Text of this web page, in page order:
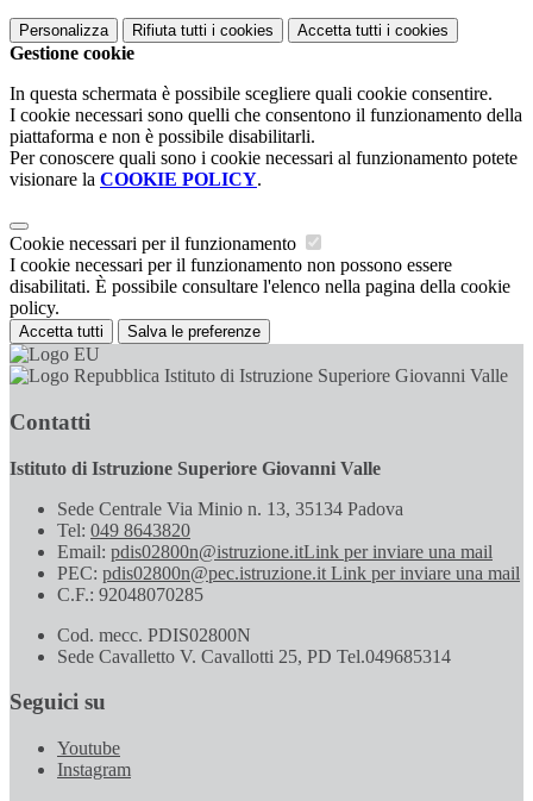
Personalizza Rifiuta tutti i cookies Accetta tutti i cookies
Gestione cookie
In questa schermata è possibile scegliere quali cookie consentire.
I cookie necessari sono quelli che consentono il funzionamento della
piattaforma e non è possibile disabilitarli.
Per conoscere quali sono i cookie necessari al funzionamento potete
visionare la COOKIE POLICY.
Cookie necessari per il funzionamento
I cookie necessari per il funzionamento non possono essere
disabilitati. È possibile consultare l'elenco nella pagina della cookie
policy.
Accetta tutti Salva le preferenze
Istituto di Istruzione Superiore Giovanni Valle
Contatti
Istituto di Istruzione Superiore Giovanni Valle
Sede Centrale Via Minio n. 13, 35134 Padova
Tel: 049 8643820
Email: pdis02800n@istruzione.itLink per inviare una mail
PEC: pdis02800n@pec.istruzione.it Link per inviare una mail
C.F.: 92048070285
Cod. mecc. PDIS02800N
Sede Cavalletto V. Cavallotti 25, PD Tel.049685314
Seguici su
Youtube
Instagram